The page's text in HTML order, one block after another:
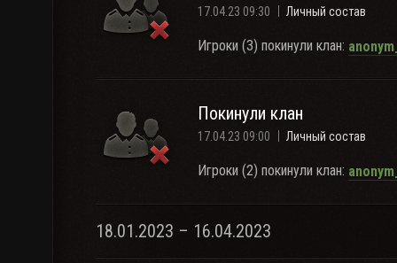
17.04.23 09:30 Личный состав
Игроки (3) покинули клан:
Покинули клан
17.04.23 09:00 Личный состав
Игроки (2) покинули клан:
18.01.2023 – 16.04.2023